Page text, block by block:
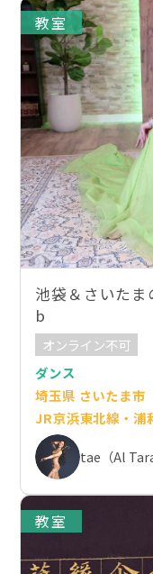
教室
池袋＆さいた
b
オンライン不可
ダンス
埼玉県 さいたま市
JR京浜東北線・浦
tae（Al
教室